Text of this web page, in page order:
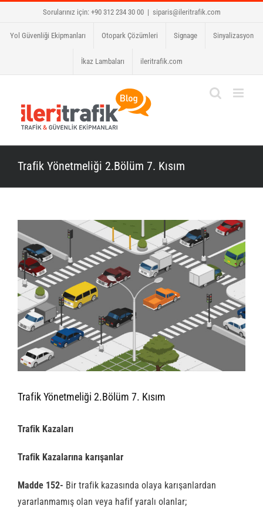
content
Sorularınız için: +90 312 234 30 00 | siparis@ileritrafik.com
Yol Güvenliği Ekipmanları Otopark Çözümleri Signage Sinyalizasyon
İkaz Lambaları ileritrafik.com
Trafik Yönetmeliği 2.Bölüm 7. Kısım
Trafik Yönetmeliği 2.Bölüm 7. Kısım
Trafik Kazaları
Trafik Kazalarına karışanlar
Madde 152- Bir trafik kazasında olaya karışanlardan
yararlanmamış olan veya hafif yaralı olanlar;